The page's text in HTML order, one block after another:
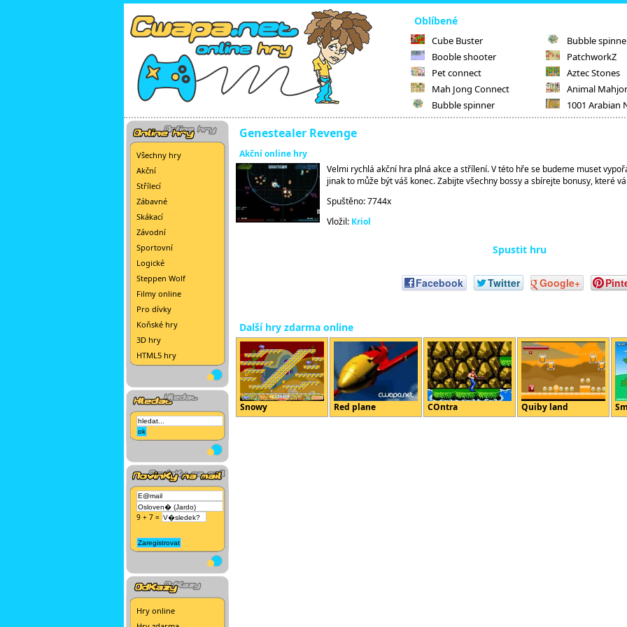
Oblíbené
Cube Buster
Booble shooter
Pet connect
Mah Jong Connect
Bubble spinner
Bubble
PatchworkZ
Aztec Stones
Animal
1001 Arabian
Všechny hry
Akční
Střílecí
Zábavné
Skákací
Závodní
Sportovní
Logické
Steppen Wolf
Filmy online
Pro dívky
Koňské hry
3D hry
HTML5 hry
9 + 7 =
Hry online
Genestealer Revenge
Akční online hry
Velmi rychlá akční hra plná akce a střílení. V této hře se budeme muset
jinak to může být váš konec. Zabijte všechny bossy a sbírejte bonusy, které
Spuštěno: 7744x
Vložil: Kriol
Spustit hru
Facebook Twitter Google+
Další hry zdarma online
Snowy Red plane COntra Quiby land